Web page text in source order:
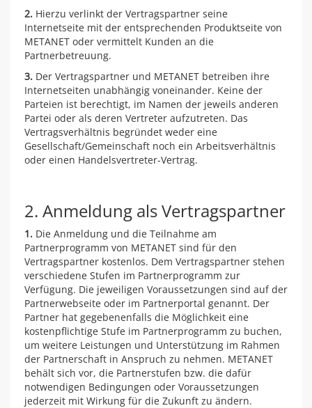
2. Hierzu verlinkt der Vertragspartner seine
Internetseite mit der entsprechenden Produktseite von
METANET oder vermittelt Kunden an die
Partnerbetreuung.
3. Der Vertragspartner und METANET betreiben ihre
Internetseiten unabhängig voneinander. Keine der
Parteien ist berechtigt, im Namen der jeweils anderen
Partei oder als deren Vertreter aufzutreten. Das
Vertragsverhältnis begründet weder eine
Gesellschaft/Gemeinschaft noch ein Arbeitsverhältnis
oder einen Handelsvertreter-Vertrag.
2. Anmeldung als Vertragspartner
1. Die Anmeldung und die Teilnahme am
Partnerprogramm von METANET sind für den
Vertragspartner kostenlos. Dem Vertragspartner stehen
verschiedene Stufen im Partnerprogramm zur
Verfügung. Die jeweiligen Voraussetzungen sind auf der
Partnerwebseite oder im Partnerportal genannt. Der
Partner hat gegebenenfalls die Möglichkeit eine
kostenpflichtige Stufe im Partnerprogramm zu buchen,
um weitere Leistungen und Unterstützung im Rahmen
der Partnerschaft in Anspruch zu nehmen. METANET
behält sich vor, die Partnerstufen bzw. die dafür
notwendigen Bedingungen oder Voraussetzungen
jederzeit mit Wirkung für die Zukunft zu ändern.